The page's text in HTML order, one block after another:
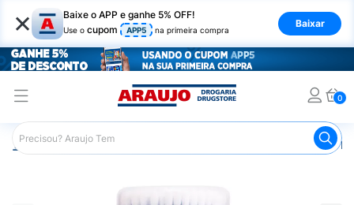
× Baixe o APP e ganhe 5% OFF!
Use o cupom APP5 na primeira compra
Baixar
0
Araujo Higiene Pessoal Hastes Flexíveis